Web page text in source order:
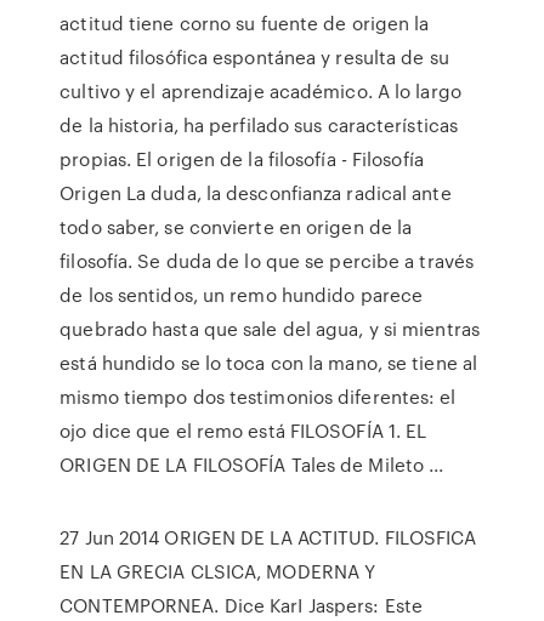
actitud tiene corno su fuente de origen la
actitud filo­sófica espontánea y resulta de su
cultivo y el aprendizaje aca­démico. A lo largo
de la historia, ha perfilado sus característi­cas
propias. El origen de la filosofía - Filosofía
Origen La duda, la desconfianza radical ante
todo saber, se convierte en origen de la
filosofía. Se duda de lo que se percibe a través
de los sentidos, un remo hundido parece
quebrado hasta que sale del agua, y si mientras
está hundido se lo toca con la mano, se tiene al
mismo tiempo dos testimonios diferentes: el
ojo dice que el remo está FILOSOFÍA 1. EL
ORIGEN DE LA FILOSOFÍA Tales de Mileto ...
27 Jun 2014 ORIGEN DE LA ACTITUD. FILOSFICA
EN LA GRECIA CLSICA, MODERNA Y
CONTEMPORNEA. Dice KarI Jaspers: Este